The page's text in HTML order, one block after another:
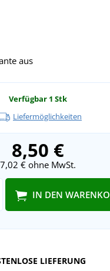
aus
Verfügbar 1 Stk
Liefermöglichkeiten
8,50 €
7,02 €ohne MwSt.
IN DEN
LIEFERUNG